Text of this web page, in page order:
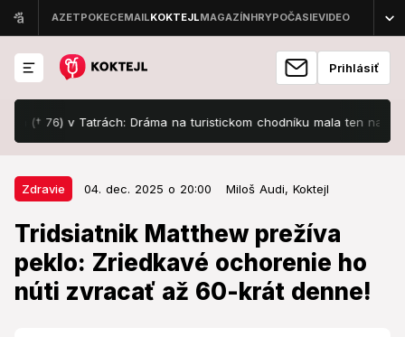
Prihlásiť
v Tatrách: Dráma na turistickom chodníku mala ten najhorší
Zdravie 04. dec. 2025 o 20:00 Miloš Audi, Koktejl
Tridsiatnik Matthew prežíva
peklo: Zriedkavé ochorenie ho
núti zvracať až 60-krát denne!
Zdravie 04. dec. 2025 o 20:00
Tridsiatnik Matthew prežíva
peklo: Zriedkavé ochorenie ho
núti zvracať až 60-krát denne!